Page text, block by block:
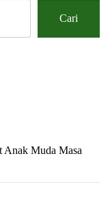
Cari
Muda Masa